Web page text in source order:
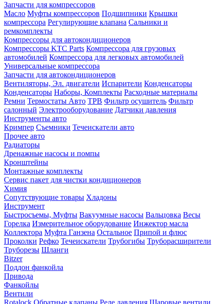
Запчасти для компрессоров
Масло Муфты компрессоров Подшипники Крышки
компрессора Регулирующие клапана Сальники и
ремкомплекты
Компрессоры для автокондиционеров
Компрессоры KTC Parts Компрессора для грузовых
автомобилей Компрессора для легковых автомобилей
Универсальные компрессора
Запчасти для автокондиционеров
Вентиляторы, Эл. двигатели Испарители Конденсаторы
Конденсаторы Наборы, Комплекты Расходные материалы
Ремни Термостаты Авто ТРВ Фильтр осушитель Фильтр
салонный Электрооборудование Датчики давления
Инструменты авто
Кримпер Съемники Течеискатели авто
Прочее авто
Радиаторы
Дренажные насосы и помпы
Кронштейны
Монтажные комплекты
Сервис пакет для чистки кондиционеров
Химия
Сопутствующие товары Хладоны
Инструмент
Быстросъемы, Муфты Вакуумные насосы Вальцовка Весы
Горелка Измерительное оборудование Инжектор масла
Коллектора Муфта Ганзена Остальное Припой и флюс
Проколки Рефко Течеискатели Трубогибы Труборасширители
Труборезы Шланги
Bitzer
Поддон фанкойла
Привода
Фанкойлы
Вентили
Rotalock Обратные клапаны Реле давления Шаровые вентили